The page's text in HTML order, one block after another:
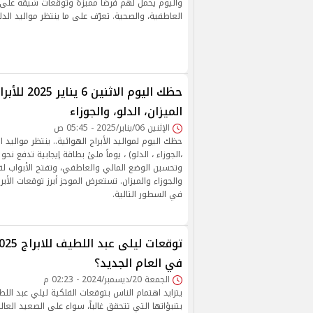
العاطفية، والصحية. تعرّف على ما ينتظر مواليد
حظك اليوم
الميزان، الدلو، والجوزاء
الإثنين 06/يناير/2025 - 05:45 ص
حظك اليوم لمواليد الأبراج الهوائية.. ينتظر مواليد
،الجوزاء ، الدلو) ، يوماً ملئ بطاقة إيجابية تدفع
وتحسين الوضع المالي والعاطفي، وتفتح الأبواب
والجوزاء والميزان. تستعرض الموجز أبرز توقعات
في السطور التالية.
في العام الجديد؟
الجمعة 20/ديسمبر/2024 - 02:23 م
يتزايد اهتمام الناس بتوقعات الفلكية ليلي عبد
بتنبؤاتها التي تتحقق غالباً، سواء على الصعيد